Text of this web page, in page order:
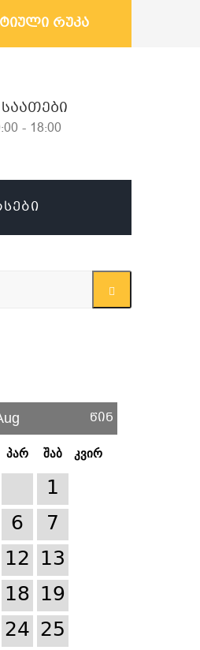
რუკა
- 18:00
წინ
პარ შაბ კვირ
1
6
7
12 13
18 19
24 25